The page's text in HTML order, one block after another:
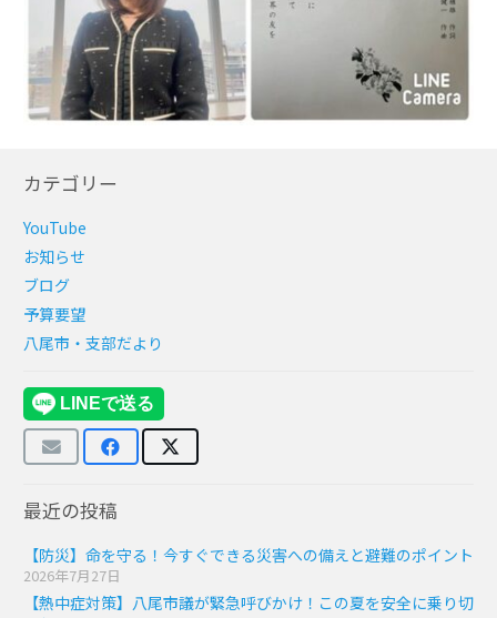
カテゴリー
YouTube
お知らせ
ブログ
予算要望
八尾市・支部だより
最近の投稿
【防災】命を守る！今すぐできる災害への備えと避難のポイント
2026年7月27日
【熱中症対策】八尾市議が緊急呼びかけ！この夏を安全に乗り切